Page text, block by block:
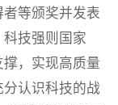
等颁奖并发表
技强则国家
，实现高质量
认识科技的战